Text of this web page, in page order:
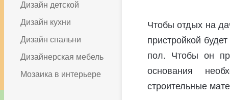
Дизайн детской
Дизайн кухни
Дизайн спальни
Дизайнерская мебель
Мозаика в интерьере
Чтобы отдых на
пристройкой
пол. Чтобы он
основания
строительные